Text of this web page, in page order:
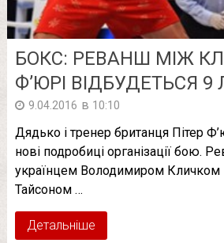
БОКС: РЕВАНШ МІЖ
Ф’ЮРІ ВІДБУДЕТЬСЯ
9.04.2016 в 10:10
Дядько і тренер британця Пітер
нові подробиці організації бою.
українцем Володимиром Кличком
Тайсоном …
Детальніше